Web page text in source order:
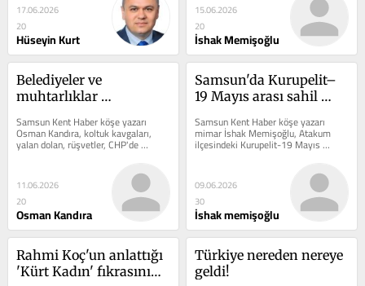
17.06.2026
20
Hüseyin Kurt
15.06.2026
20
İshak Memişoğlu
Belediyeler ve
muhtarlıklar
yaşananlar!
Samsun Kent Haber köşe yazarı
Osman Kandıra, koltuk kavgaları,
yalan dolan, rüşvetler, CHP'de
yaşananlar ve Kemal...
11.06.2026
20
Osman Kandıra
Samsun'da Kurupelit–
19 Mayıs arası sahil
kapatılmalı!
Samsun Kent Haber köşe yazarı
mimar İshak Memişoğlu, Atakum
ilçesindeki Kurupelit-19 Mayıs
arasındaki sahil bandının trafiğe
09.06.2026
30
İshak memişoğlu
Rahmi Koç'un anlattığı
'Kürt Kadın' fıkrasının
Türkiye nereden nereye
geldi!